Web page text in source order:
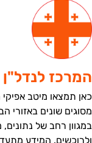
לנדל"ן
תמצאו מיטב
שונים באזורי
רחב של נתונים,
המידע